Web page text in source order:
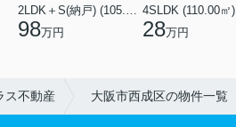
98万円
4SLDK (110.00㎡)
28万円
ス不動産 大阪市西成区の物件一覧